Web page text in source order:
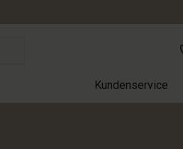
Kundenservice